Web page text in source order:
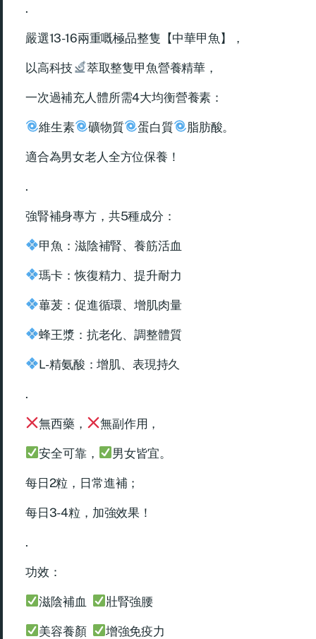
.
嚴選13-16兩重嘅極品整隻【中華甲魚】，
以高科技 萃取整隻甲魚營養精華，
一次過補充人體所需4大均衡營養素：
維生素 礦物質 蛋白質 脂肪酸。
適合為男女老人全方位保養！
.
強腎補身專方，共5種成分：
甲魚：滋陰補腎、養筋活血
瑪卡：恢復精力、提升耐力
蓽茇：促進循環、增肌肉量
蜂王漿：抗老化、調整體質
L-精氨酸：增肌、表現持久
.
無西藥， 無副作用，
安全可靠， 男女皆宜。
每日2粒，日常進補；
每日3-4粒，加強效果！
.
功效：
滋陰補血 壯腎強腰
美容養顏 增強免疫力